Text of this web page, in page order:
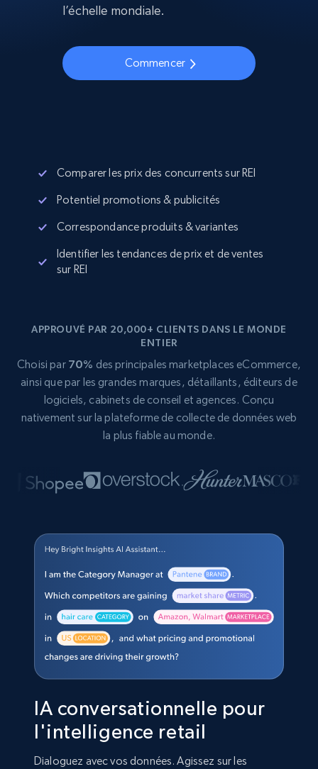
l’échelle mondiale.
Commencer
Comparer les prix des concurrents sur REI
Potentiel promotions & publicités
Correspondance produits & variantes
Identifier les tendances de prix et de ventes
sur REI
APPROUVÉ PAR 20,000+ CLIENTS DANS LE MONDE
ENTIER
Choisi par 70% des principales marketplaces eCommerce,
ainsi que par les grandes marques, détaillants, éditeurs de
logiciels, cabinets de conseil et agences. Conçu
nativement sur la plateforme de collecte de données web
la plus fiable au monde.
IA conversationnelle pour
l'intelligence retail
Dialoguez avec vos données. Agissez sur les